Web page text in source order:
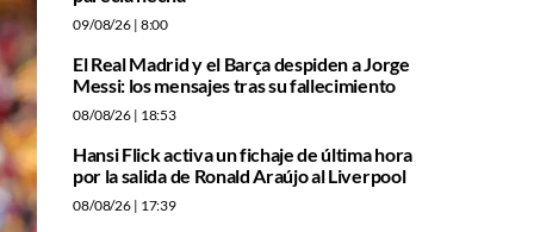
09/08/26 | 8:00
El Real Madrid y el Barça despiden a Jorge
Messi: los mensajes tras su fallecimiento
08/08/26 | 18:53
Hansi Flick activa un fichaje de última hora
por la salida de Ronald Araújo al Liverpool
08/08/26 | 17:39